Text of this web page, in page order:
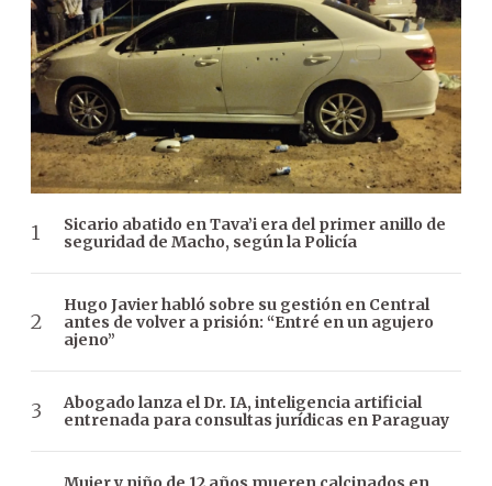
Sicario abatido en Tava’i era del primer anillo de
seguridad de Macho, según la Policía
Hugo Javier habló sobre su gestión en Central
antes de volver a prisión: “Entré en un agujero
ajeno”
Abogado lanza el Dr. IA, inteligencia artificial
entrenada para consultas jurídicas en Paraguay